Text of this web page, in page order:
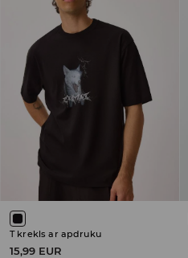
T krekls ar apdruku
15,99 EUR